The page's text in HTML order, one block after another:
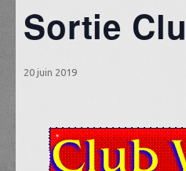
Sortie
20 juin 2019